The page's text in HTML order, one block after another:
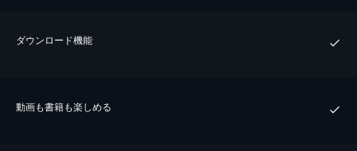
ダウンロード機能
動画も書籍も楽しめる